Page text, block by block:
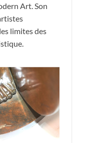
Art. Son
limites des